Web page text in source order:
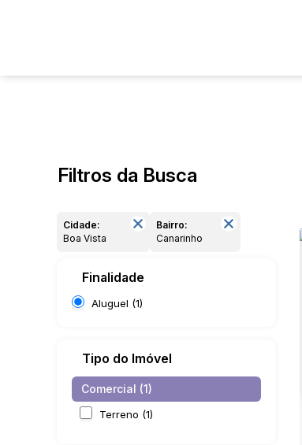
Filtros da Busca
Cidade:
Boa Vista
Bairro:
Canarinho
Finalidade
Aluguel (1)
Tipo do Imóvel
Comercial (1)
Terreno (1)